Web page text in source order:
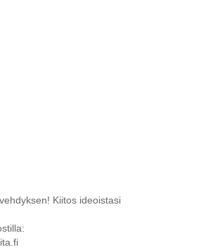
Kiitos ideoistasi